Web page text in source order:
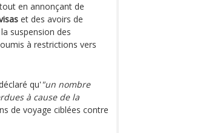
en annonçant de
et des avoirs de
suspension des
à restrictions vers
qu' "un nombre
à cause de la
de voyage ciblées contre